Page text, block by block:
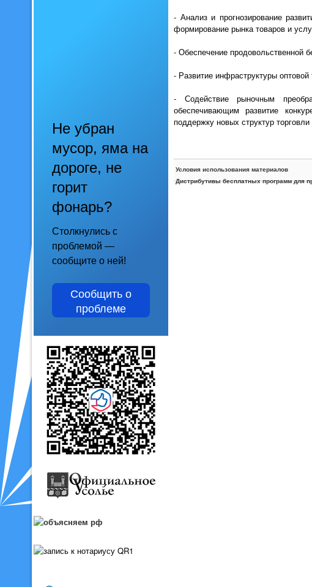
Не убран
мусор, яма на
дороге, не
горит
фонарь?
Столкнулись с
проблемой —
сообщите о ней!
Сообщить о
проблеме
- Анализ и прогнозирование
формирование рынка товаров и
- Обеспечение продовольственной
- Развитие инфраструктуры оптовой
- Содействие рыночным
обеспечивающим развитие
поддержку новых структур
Условия использования материалов
Дистрибутивы бесплатных программ для